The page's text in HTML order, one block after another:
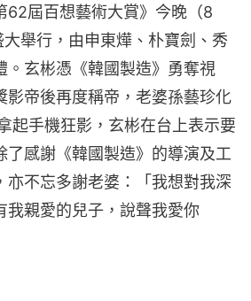
62屆百想藝術大賞》今晚（8
大舉行，由申東燁、朴寶劍、秀
。玄彬憑《韓國製造》勇奪視
影帝後再度稱帝，老婆孫藝珍化
起手機狂影，玄彬在台上表示要
了感謝《韓國製造》的導演及工
亦不忘多謝老婆：「我想對我深
我親愛的兒子，說聲我愛你